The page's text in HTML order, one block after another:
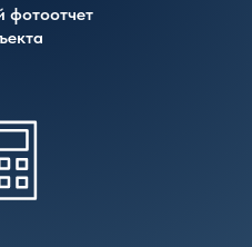
фотоотчет